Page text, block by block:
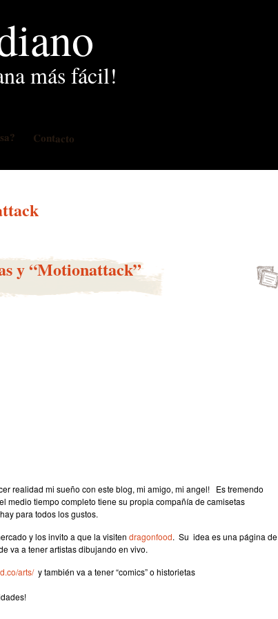
más fácil!
Contacto
y “Motionattack”
realidad mi sueño con este blog, mi amigo, mi angel! Es tremendo
medio tiempo completo tiene su propia compañía de camisetas
para todos los gustos.
y los invito a que la visiten dragonfood. Su idea es una página de
va a tener artistas dibujando en vivo.
arts/y también va a tener “comics” o historietas